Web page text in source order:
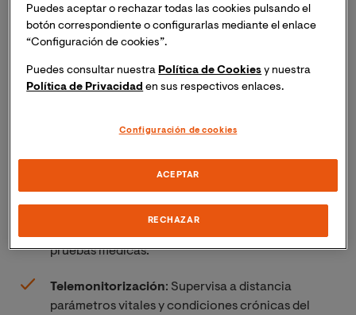
La telemedicina se clasifica en diversas modalidades
que, en su caso, hacen posible prestar servicios
categorías que debes contemplar:
tecnologías de la información y la comunicación
pruebas médicas.
Telemonitorización: Supervisa a distancia
parámetros vitales y condiciones crónicas del
Puedes aceptar o rechazar todas las cookies pulsando el
botón correspondiente o configurarlas mediante el enlace
“Configuración de cookies”.
Puedes consultar nuestra Política de Cookies y nuestra
Política de Privacidad en sus respectivos enlaces.
Configuración de cookies
RECHAZAR
ACEPTAR